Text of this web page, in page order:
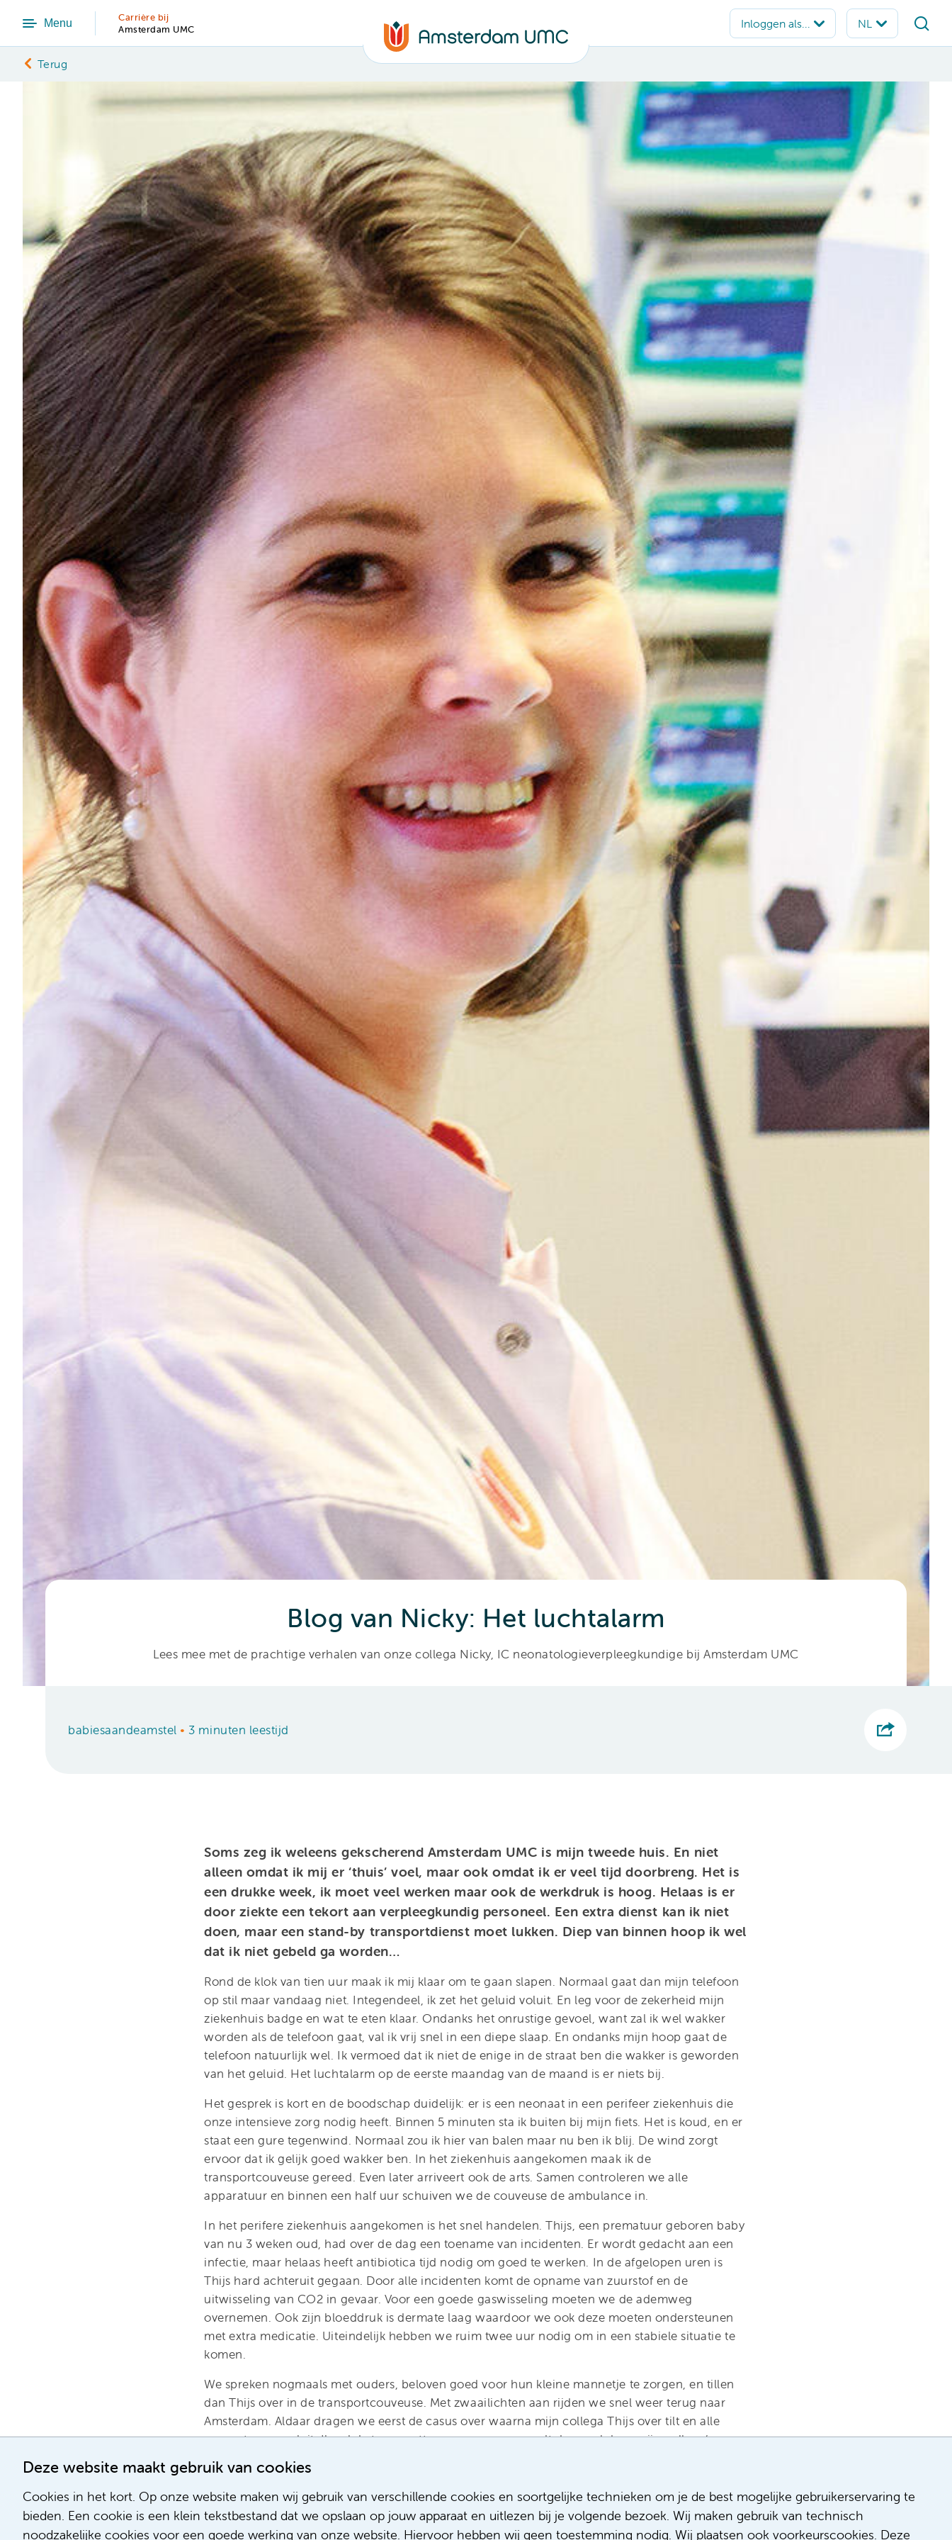
Deze website maakt gebruik van cookies
Cookies in het kort. Op onze website maken wij gebruik van verschillende cookies en soortgelijke technieken om je de best mogelijke gebruikerservaring te
bieden. Een cookie is een klein tekstbestand dat we opslaan op jouw apparaat en uitlezen bij je volgende bezoek. Wij maken gebruik van technisch
noodzakelijke cookies voor een goede werking van onze website. Hiervoor hebben wij geen toestemming nodig. Wij plaatsen ook voorkeurscookies. Deze
Menu
Carrière bij
Amsterdam UMC
Terug
Blog van Nicky: Het luchtalarm
Lees mee met de prachtige verhalen van onze collega Nicky, IC neonatologieverpleegkundige bij Amsterdam UMC
babiesaandeamstel • 3 minuten leestijd
Soms zeg ik weleens gekscherend Amsterdam UMC is mijn tweede huis. En niet
alleen omdat ik mij er ‘thuis’ voel, maar ook omdat ik er veel tijd doorbreng. Het is
een drukke week, ik moet veel werken maar ook de werkdruk is hoog. Helaas is er
door ziekte een tekort aan verpleegkundig personeel. Een extra dienst kan ik niet
doen, maar een stand-by transportdienst moet lukken. Diep van binnen hoop ik wel
dat ik niet gebeld ga worden…
Rond de klok van tien uur maak ik mij klaar om te gaan slapen. Normaal gaat dan mijn telefoon
op stil maar vandaag niet. Integendeel, ik zet het geluid voluit. En leg voor de zekerheid mijn
ziekenhuis badge en wat te eten klaar. Ondanks het onrustige gevoel, want zal ik wel wakker
worden als de telefoon gaat, val ik vrij snel in een diepe slaap. En ondanks mijn hoop gaat de
telefoon natuurlijk wel. Ik vermoed dat ik niet de enige in de straat ben die wakker is geworden
van het geluid. Het luchtalarm op de eerste maandag van de maand is er niets bij.
Het gesprek is kort en de boodschap duidelijk: er is een neonaat in een perifeer ziekenhuis die
onze intensieve zorg nodig heeft. Binnen 5 minuten sta ik buiten bij mijn fiets. Het is koud, en er
staat een gure tegenwind. Normaal zou ik hier van balen maar nu ben ik blij. De wind zorgt
ervoor dat ik gelijk goed wakker ben. In het ziekenhuis aangekomen maak ik de
transportcouveuse gereed. Even later arriveert ook de arts. Samen controleren we alle
apparatuur en binnen een half uur schuiven we de couveuse de ambulance in.
In het perifere ziekenhuis aangekomen is het snel handelen. Thijs, een prematuur geboren baby
van nu 3 weken oud, had over de dag een toename van incidenten. Er wordt gedacht aan een
infectie, maar helaas heeft antibiotica tijd nodig om goed te werken. In de afgelopen uren is
Thijs hard achteruit gegaan. Door alle incidenten komt de opname van zuurstof en de
uitwisseling van CO2 in gevaar. Voor een goede gaswisseling moeten we de ademweg
overnemen. Ook zijn bloeddruk is dermate laag waardoor we ook deze moeten ondersteunen
met extra medicatie. Uiteindelijk hebben we ruim twee uur nodig om in een stabiele situatie te
komen.
We spreken nogmaals met ouders, beloven goed voor hun kleine mannetje te zorgen, en tillen
dan Thijs over in de transportcouveuse. Met zwaailichten aan rijden we snel weer terug naar
Amsterdam. Aldaar dragen we eerst de casus over waarna mijn collega Thijs over tilt en alle
apparatuur aansluit. Ik vul de transporttas weer aan, en wordt dan snel door mijn collega’s naar
huis gestuurd. Wie weet is er vannacht nog een transport. De adrenaline giert nog door mijn lijf
als ik weer op mijn fiets stap. Maar als ik thuis aankom en mijn hoofd het kussen voelt val ik
alweer in slaap. Gelukkig gaat mijn telefoon de rest van de nacht niet meer. En ontwaak ik een
paar uur later van het geluid van mijn wekker.